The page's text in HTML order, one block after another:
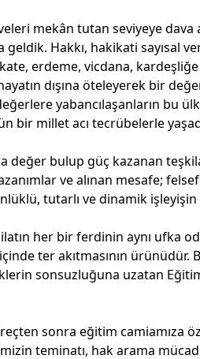
mekân tutan seviyeye
geldik. Hakkı, hakikati sayısal
erdeme, vicdana,
dışına öteleyerek bir
yabancılaşanların bu
bir millet acı tecrübelerle
değer bulup güç kazanan
ve alınan mesafe;
tutarlı ve dinamik
her bir ferdinin aynı ufka
ter akıtmasının
sonsuzluğuna uzatan
sonra eğitim camiamıza
teminatı, hak arama